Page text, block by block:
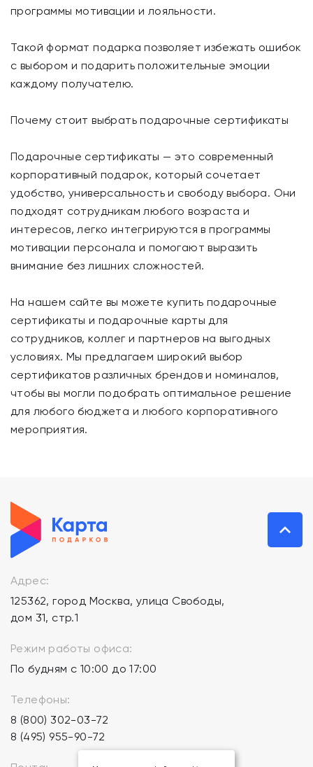
программы мотивации и лояльности.
Такой формат подарка позволяет избежать ошибок
с выбором и подарить положительные эмоции
каждому получателю.
Почему стоит выбрать подарочные сертификаты
Подарочные сертификаты — это современный
корпоративный подарок, который сочетает
удобство, универсальность и свободу выбора. Они
подходят сотрудникам любого возраста и
интересов, легко интегрируются в программы
мотивации персонала и помогают выразить
внимание без лишних сложностей.
На нашем сайте вы можете купить подарочные
сертификаты и подарочные карты для
сотрудников, коллег и партнеров на выгодных
условиях. Мы предлагаем широкий выбор
сертификатов различных брендов и номиналов,
чтобы вы могли подобрать оптимальное решение
для любого бюджета и любого корпоративного
мероприятия.
Адрес:
125362, город Москва, улица Свободы,
дом 31, стр.1
Режим работы офиса:
По будням с 10:00 до 17:00
Телефоны:
8 (800) 302-03-72
8 (495) 955-90-72